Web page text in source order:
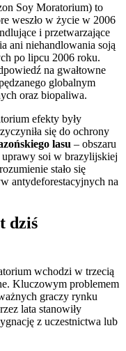
Soy Moratorium) to
weszło w życie w 2006
i przetwarzające
ani niehandlowania soją
po lipcu 2006 roku.
na gwałtowne
globalnym
oraz biopaliwa.
efekty były
się do ochrony
lasu – obszaru
uprawy soi w brazylijskiej
stało się
antydeforestacyjnych na
dziś
wchodzi w trzecią
Kluczowym problemem
graczy rynku
lata stanowiły
z uczestnictwa lub